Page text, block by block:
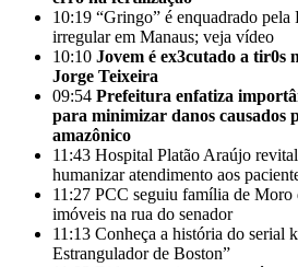
10:19 “Gringo” é enquadrado pela
irregular em Manaus; veja vídeo
10:10 Jovem é ex3cutado a tir0s
Jorge Teixeira
09:54 Prefeitura enfatiza
para minimizar danos causados
amazônico
11:43 Hospital Platão Araújo
humanizar atendimento aos
11:27 PCC seguiu família de Moro
imóveis na rua do senador
11:13 Conheça a história do serial
Estrangulador de Boston”